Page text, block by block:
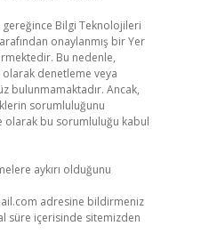
gereğince Bilgi Teknolojileri
onaylanmış bir Yer
Bu nedenle,
denetleme veya
bulunmamaktadır. Ancak,
sorumluluğunu
olarak bu sorumluluğu kabul
aykırı olduğunu
adresine bildirmeniz
süre içerisinde sitemizden